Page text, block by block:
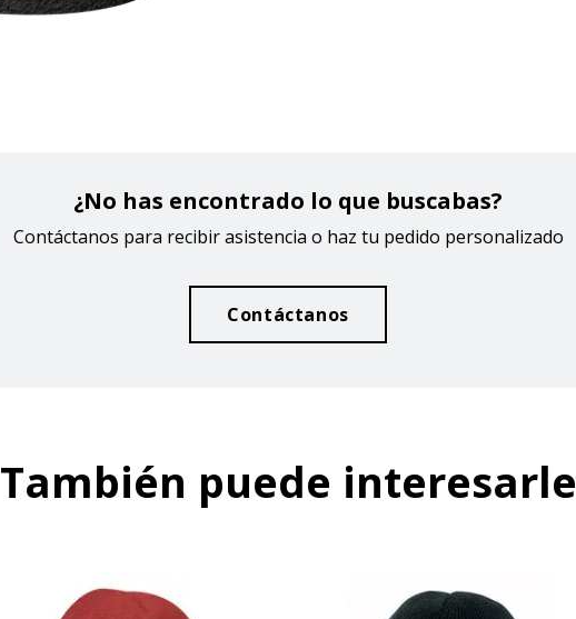
¿No has encontrado lo que buscabas?
Contáctanos para recibir asistencia o haz tu pedido personalizado
Contáctanos
También puede interesarle